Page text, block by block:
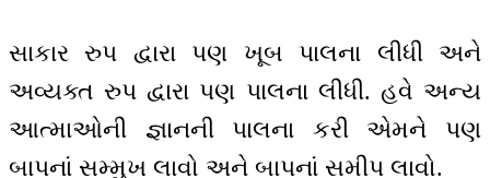
સાકાર રુપ દ્વારા પણ ખૂબ પાલના લીધી અને
અવ્યક્ત રુપ દ્વારા પણ પાલના લીધી. હવે અન્ય
આત્માઓની જ્ઞાનની પાલના કરી એમને પણ
બાપનાં સમ્મુખ લાવો અને બાપનાં સમીપ લાવો.